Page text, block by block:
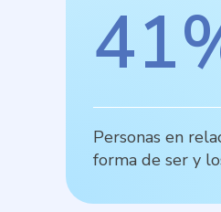
41
Personas en
forma de ser y